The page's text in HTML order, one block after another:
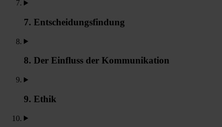
7. Entscheidungsfindung
8. Der Einfluss der Kommunikation
9. Ethik